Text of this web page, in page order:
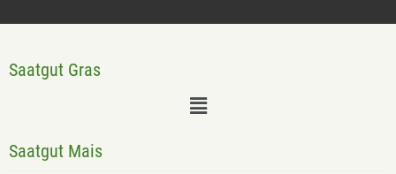
Saatgut Gras
Saatgut Mais